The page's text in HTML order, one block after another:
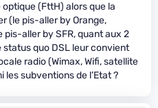
(FttH) alors que la
(le pis-aller by Orange,
aller by SFR, quant aux 2
quo DSL leur convient
radio (Wimax, Wifi, satellite
les subventions de l’Etat ?